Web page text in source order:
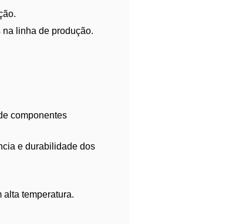
linha de produção.
componentes
e durabilidade dos
alta temperatura.